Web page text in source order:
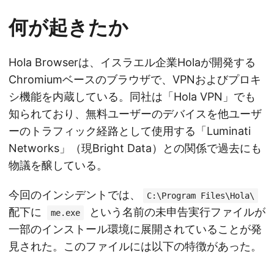
何が起きたか
Hola Browserは、イスラエル企業Holaが開発する
Chromiumベースのブラウザで、VPNおよびプロキ
シ機能を内蔵している。同社は「Hola VPN」でも
知られており、無料ユーザーのデバイスを他ユーザ
ーのトラフィック経路として使用する「Luminati
Networks」（現Bright Data）との関係で過去にも
物議を醸している。
今回のインシデントでは、 C:\Program Files\Hola\
配下に me.exe
という名前の未申告実行ファイルが
一部のインストール環境に展開されていることが発
見された。このファイルには以下の特徴があった。